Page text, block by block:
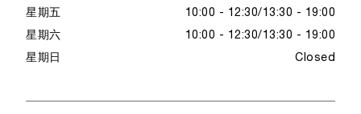
星期五 10:00 - 12:30 13:30 - 19:00
星期六 10:00 - 12:30 13:30 - 19:00
星期日 Closed